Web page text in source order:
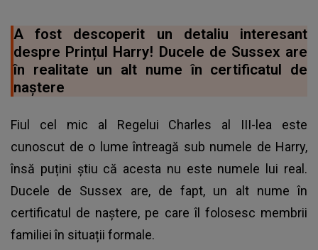
A fost descoperit un detaliu interesant
despre Prințul Harry! Ducele de Sussex are
în realitate un alt nume în certificatul de
naștere
Fiul cel mic al Regelui Charles al III-lea este
cunoscut de o lume întreagă sub numele de Harry,
însă puțini știu că acesta nu este numele lui real.
Ducele de Sussex are, de fapt, un alt nume în
certificatul de naștere, pe care îl folosesc membrii
familiei în situații formale.